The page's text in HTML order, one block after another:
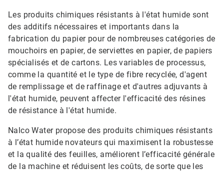
Les produits chimiques résistants à l'état humide sont
des additifs nécessaires et importants dans la
fabrication du papier pour de nombreuses catégories de
mouchoirs en papier, de serviettes en papier, de papiers
spécialisés et de cartons. Les variables de processus,
comme la quantité et le type de fibre recyclée, d'agent
de remplissage et de raffinage et d'autres adjuvants à
l'état humide, peuvent affecter l'efficacité des résines
de résistance à l'état humide.
Nalco Water propose des produits chimiques résistants
à l’état humide novateurs qui maximisent la robustesse
et la qualité des feuilles, améliorent l’efficacité générale
de la machine et réduisent les coûts, de sorte que les